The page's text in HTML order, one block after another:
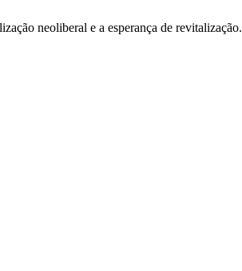
neoliberal e a esperança de revitalização.